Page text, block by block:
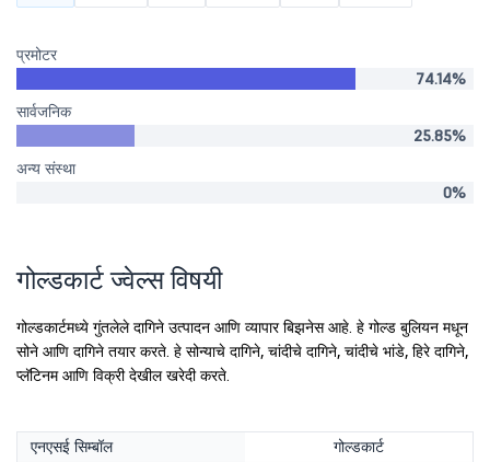
प्रमोटर
74.14%
सार्वजनिक
25.85%
अन्य संस्था
0%
गोल्डकार्ट ज्वेल्स विषयी
गोल्डकार्टमध्ये गुंतलेले दागिने उत्पादन आणि व्यापार बिझनेस आहे. हे गोल्ड बुलियन मधून
सोने आणि दागिने तयार करते. हे सोन्याचे दागिने, चांदीचे दागिने, चांदीचे भांडे, हिरे दागिने,
प्लॅटिनम आणि विक्री देखील खरेदी करते.
एनएसई सिम्बॉल
गोल्डकार्ट